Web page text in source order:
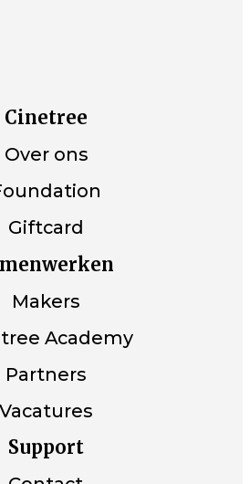
Cinetree
Over ons
Giftcard
Makers
Academy
Partners
Vacatures
Support